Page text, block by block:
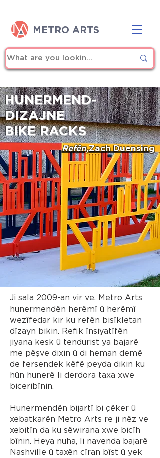
METRO ARTS
HUNERMEND-
DIZAJNE
BIKE RACKS
Refên,Zach Duensing
Ji sala 2009-an vir ve, Metro Arts
hunermendên herêmî û herêmî
wezîfedar kir ku refên bisîkletan
dîzayn bikin. Refik însiyatîfên
jiyana kesk û tendurist ya bajarê
me pêşve dixin û di heman demê
de fersendek kêfê peyda dikin ku
hûn hunerê li derdora taxa xwe
biceribînin.
Hunermendên bijartî bi çêker û
xebatkarên Metro Arts re ji nêz ve
xebitîn da ku sêwirana xwe bicîh
bînin. Heya nuha, li navenda bajarê
Nashville û taxên cîran bîst û yek